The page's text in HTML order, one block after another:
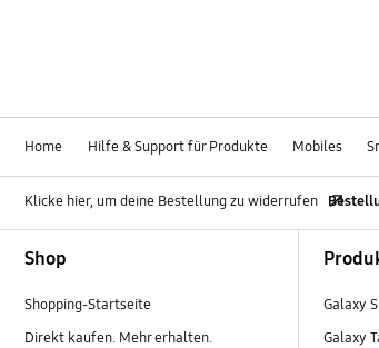
Home Hilfe & Support für Produkte Mobiles
Klicke hier, um deine Bestellung zu widerrufen
Shop
Shopping-Startseite
Direkt kaufen. Mehr erhalten.
Galaxy
Galaxy